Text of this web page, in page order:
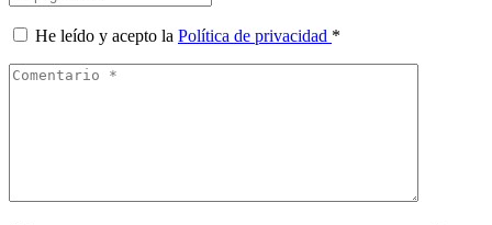
He leído y acepto la Política de privacidad *